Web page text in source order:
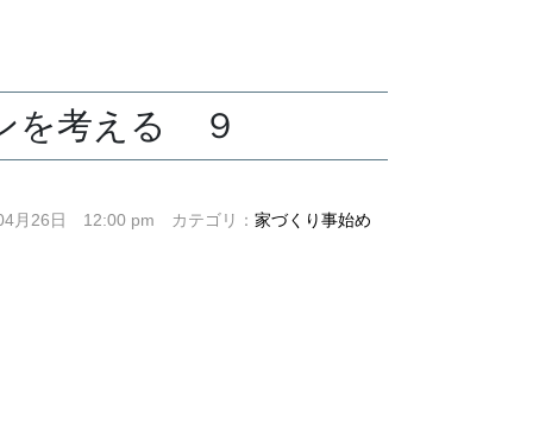
を考える ９
月26日 12:00 pm カテゴリ： 家づくり事始め